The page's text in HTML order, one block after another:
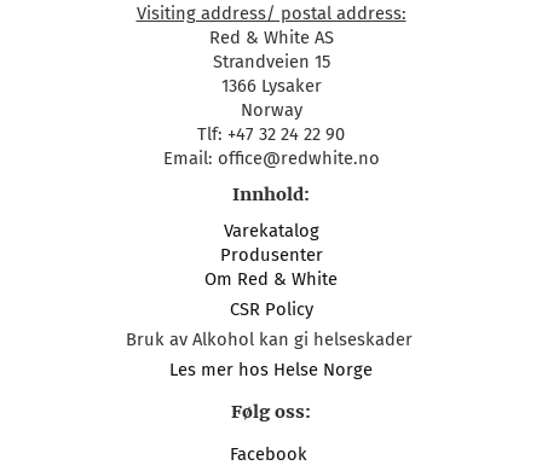
Visiting address/ postal address:
Red & White AS
Strandveien 15
1366 Lysaker
Norway
Tlf: +47 32 24 22 90
Email: office@redwhite.no
Innhold:
Varekatalog
Produsenter
Om Red & White
CSR Policy
Bruk av Alkohol kan gi helseskader
Les mer hos Helse Norge
Følg oss:
Facebook